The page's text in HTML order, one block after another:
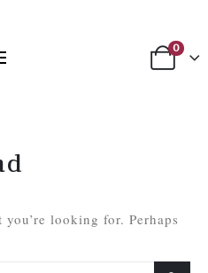
0
looking for. Perhaps